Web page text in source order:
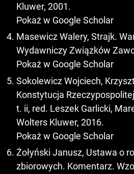
Kluwer, 2001.
Pokaż w Google Scholar
Masewicz Walery, Strajk.
Wydawniczy Związków
Pokaż w Google Scholar
Sokolewicz Wojciech,
Konstytucja
t. ii, red. Leszek Garlicki,
Wolters Kluwer, 2016.
Pokaż w Google Scholar
Żołyński Janusz, Ustawa o
zbiorowych. Komentarz.